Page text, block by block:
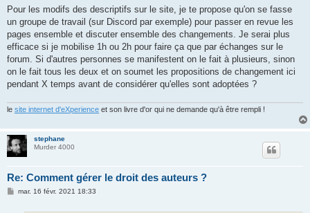
Pour les modifs des descriptifs sur le site, je te propose qu'on se fasse
un groupe de travail (sur Discord par exemple) pour passer en revue les
pages ensemble et discuter ensemble des changements. Je serai plus
efficace si je mobilise 1h ou 2h pour faire ça que par échanges sur le
forum. Si d'autres personnes se manifestent on le fait à plusieurs, sinon
on le fait tous les deux et on soumet les propositions de changement ici
pendant X temps avant de considérer qu'elles sont adoptées ?
le site internet d'eXperience et son livre d'or qui ne demande qu'à être rempli !
stephane
Murder 4000
Re: Comment gérer le droit des auteurs ?
Mmar. 16 févr. 2021 18:33